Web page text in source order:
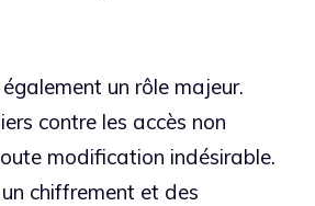
un rôle majeur.
contre les accès non
modification indésirable.
chiffrement et des